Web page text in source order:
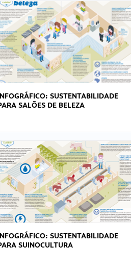
SUSTENTABILIDADE
SALÕES DE BELEZA
SUSTENTABILIDADE
SUINOCULTURA